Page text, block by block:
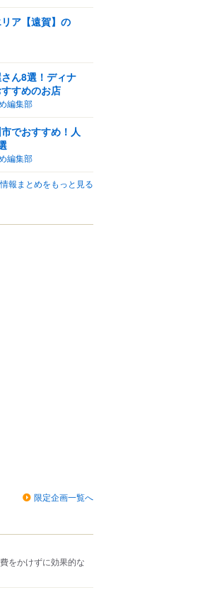
ア【遠賀】の
ん8選！ディナ
すめのお店
編集部
市でおすすめ！人
編集部
報まとめをもっと見る
限定企画一覧へ
をかけずに効果的な